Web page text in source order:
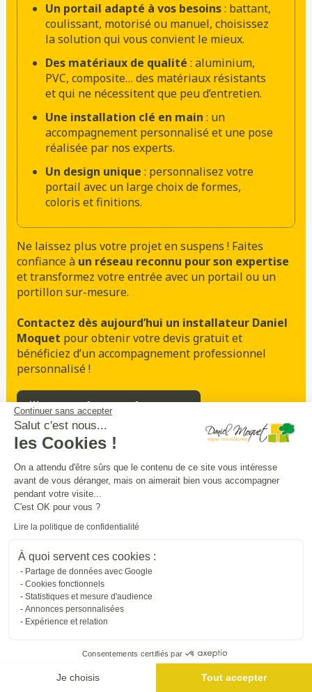
Continuer sans accepter
Salut c'est nous...
les Cookies !
On a attendu d'être sûrs que le contenu de ce site vous intéresse
avant de vous déranger, mais on aimerait bien vous accompagner
pendant votre visite...
C'est OK pour vous ?
Lire la politique de confidentialité
À quoi servent ces cookies :
Partage de données avec Google
Cookies fonctionnels
Statistiques et mesure d'audience
Annonces personnalisées
Expérience et relation
Consentements certifiés par
Je choisis Tout accepter
Un portail adapté à vos besoins: battant,
coulissant, motorisé ou manuel, choisissez
la solution qui vous convient le mieux.
Des matériaux de qualité : aluminium,
PVC, composite… des matériaux résistants
et qui ne nécessitent que peu d’entretien.
Une installation clé en main : un
accompagnement personnalisé et une pose
réalisée par nos experts.
Un design unique : personnalisez votre
portail avec un large choix de formes,
coloris et finitions.
Ne laissez plus votre projet en suspens ! Faites
confiance à un réseau reconnu pour son expertise
et transformez votre entrée avec un portail ou un
portillon sur-mesure.
Contactez dès aujourd’hui un installateur Daniel
Moquet pour obtenir votre devis gratuit et
bénéficiez d’un accompagnement professionnel
personnalisé !
Prendre rendez-vous
Sécurité,intimité,praticité:
entourezet sécurisez vos extérieurs